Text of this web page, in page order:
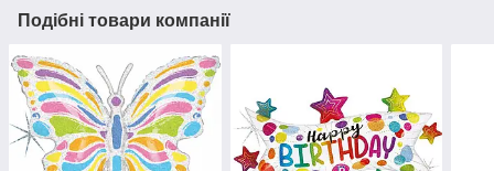
Подібні товари компанії